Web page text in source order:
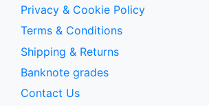
Privacy & Cookie Policy
Terms & Conditions
Shipping & Returns
Banknote grades
Contact Us